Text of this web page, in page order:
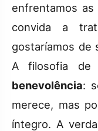
enfrentamos as
convida a
gostaríamos de
A filosofia de
benevolência:
merece, mas
íntegro. A